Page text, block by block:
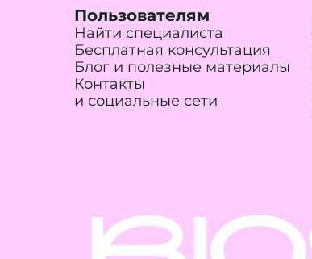
Пользователям
Найти специалиста
Бесплатная консультация
Блог и полезные материалы
Контакты
и социальные сети